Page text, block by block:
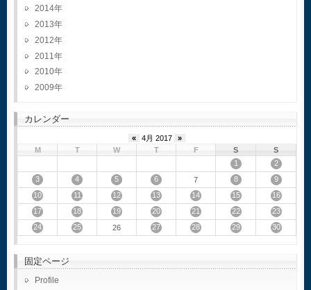
2014
2013
2012
2011
2010
2009
カレンダー
« 4月 2017
»
M
T W T F S
S
1
2
3
4 5 6 7 8
9
10
11 12 13 14 15
16
17
18 19 20 21 22
23
24
25 26 27 28 29 30
固定ページ
Profile